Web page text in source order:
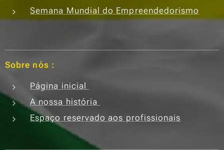
alívio
de
mau
Semana Mundial do Empreendedorismo
Sobre nós :
Página inicial
A nossa história
Espaço reservado aos profissionais